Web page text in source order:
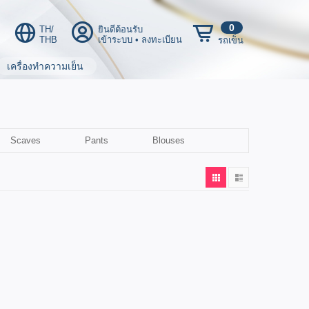
TH/
THB
ยินดีต้อนรับ
เข้าระบบ • ลงทะเบียน
0
รถเข็น
เครื่องทำความเย็น
Scaves Pants Blouses